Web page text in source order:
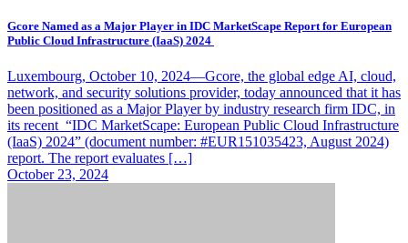
Gcore Named as a Major Player in IDC MarketScape Report for European
Public Cloud Infrastructure (IaaS) 2024
Luxembourg, October 10, 2024—Gcore, the global edge AI, cloud,
network, and security solutions provider, today announced that it has
been positioned as a Major Player by industry research firm IDC, in
its recent “IDC MarketScape: European Public Cloud Infrastructure
(IaaS) 2024” (document number: #EUR151035423, August 2024)
report. The report evaluates […]
October 23, 2024